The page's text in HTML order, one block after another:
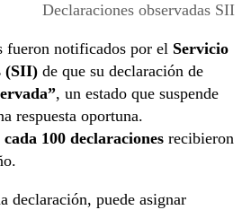
Declaraciones observadas SII
fueron notificados por el Servicio
(SII) de que su declaración de
, un estado que suspende
respuesta oportuna.
cada 100 declaraciones recibieron
declaración, puede asignar